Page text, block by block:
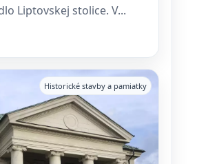
Liptovskej stolice. V...
Historické stavby a pamiatky